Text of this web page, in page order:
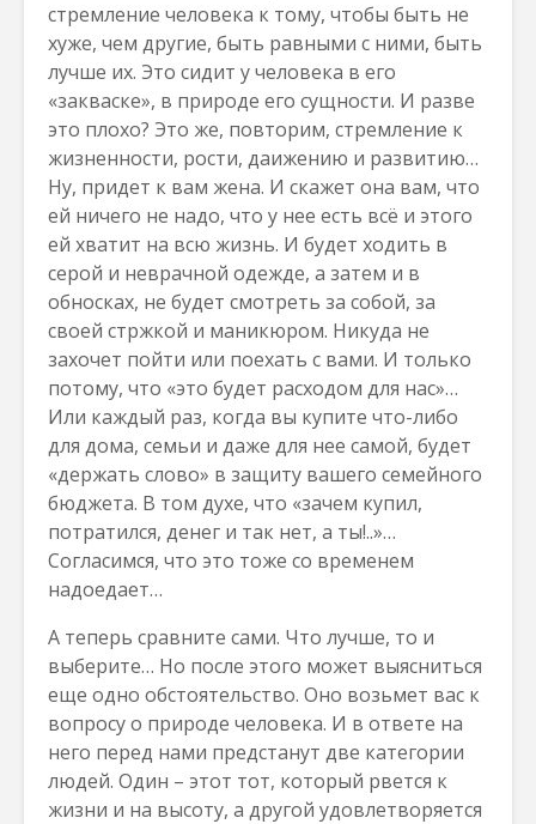
стремление человека к тому, чтобы быть не
хуже, чем другие, быть равными с ними, быть
лучше их. Это сидит у человека в его
«закваске», в природе его сущности. И разве
это плохо? Это же, повторим, стремление к
жизненности, рости, даижению и развитию…
Ну, придет к вам жена. И скажет она вам, что
ей ничего не надо, что у нее есть всё и этого
ей хватит на всю жизнь. И будет ходить в
серой и неврачной одежде, а затем и в
обносках, не будет смотреть за собой, за
своей стржкой и маникюром. Никуда не
захочет пойти или поехать с вами. И только
потому, что «это будет расходом для нас»…
Или каждый раз, когда вы купите что-либо
для дома, семьи и даже для нее самой, будет
«держать слово» в защиту вашего семейного
бюджета. В том духе, что «зачем купил,
потратился, денег и так нет, а ты!..»…
Согласимся, что это тоже со временем
надоедает…
А теперь сравните сами. Что лучше, то и
выберите… Но после этого может выясниться
еще одно обстоятельство. Оно возьмет вас к
вопросу о природе человека. И в ответе на
него перед нами предстанут две категории
людей. Один – этот тот, который рвется к
жизни и на высоту, а другой удовлетворяется